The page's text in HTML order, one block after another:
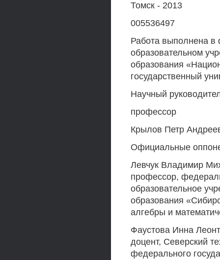
Томск - 2013
005536497
Работа выполнена в
образовательном
образования
государственный
Научный
профессор
Крылов Петр
Официальные
Левчук Владимир
профессор,
образовательное
образования
алгебры и
Фаустова Инна
доцент, Северский
федерального